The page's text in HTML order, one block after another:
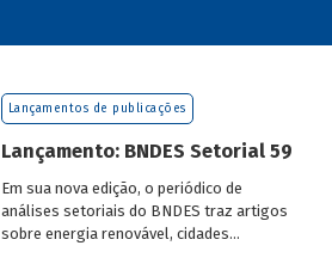
Lançamentos de publicações
Lançamento: BNDES Setorial 59
Em sua nova edição, o periódico de
análises setoriais do BNDES traz artigos
sobre energia renovável, cidades